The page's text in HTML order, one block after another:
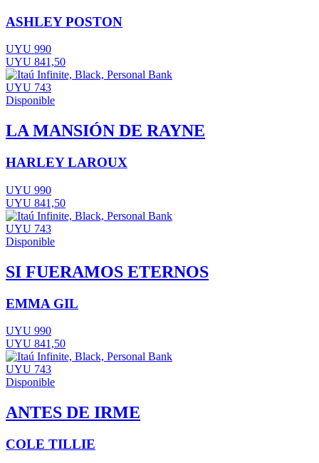
ASHLEY POSTON
UYU 990
UYU 841,50
UYU 743
Disponible
LA MANSIÓN DE RAYNE
HARLEY LAROUX
UYU 990
UYU 841,50
UYU 743
Disponible
SI FUERAMOS ETERNOS
EMMA GIL
UYU 990
UYU 841,50
UYU 743
Disponible
ANTES DE IRME
COLE TILLIE